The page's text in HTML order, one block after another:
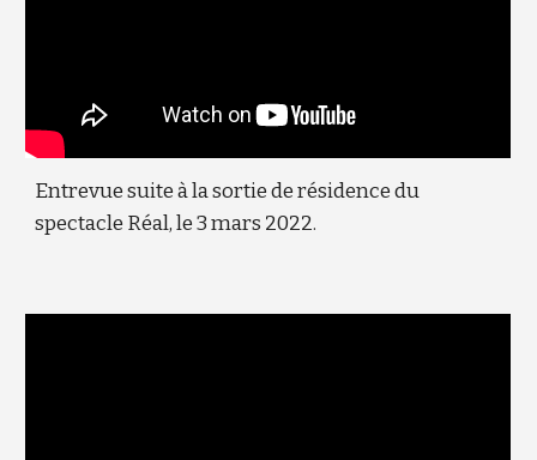
Entrevue suite à la sortie de résidence du
spectacle Réal, le 3 mars 2022.